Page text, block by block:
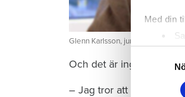
Med din
Ta reda
eller dra
Glenn Karlsson, jurist på
Och det är ingen
– Jag tror att man i en